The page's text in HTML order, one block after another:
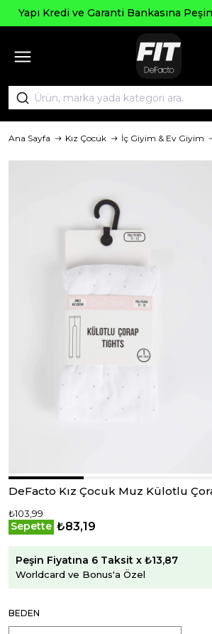
ve Garanti Bankasına Peşin Fiyatına 6
Ana Sayfa Kız Çocuk İç Giyim & Ev Giyim
DeFacto Kız Çocuk Muz Külotlu
₺103,99
Sepette ₺83,19
Peşin Fiyatına 6 Taksit x ₺13,87
Worldcard ve Bonus'a Özel
BEDEN